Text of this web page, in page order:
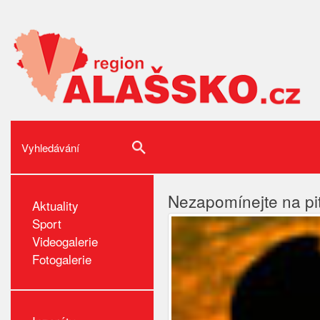
Aktuality
Sport
Videogalerie
Fotogalerie
Nezapomínejte na